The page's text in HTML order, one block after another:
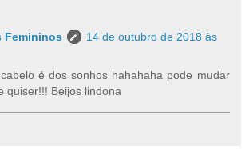
Femininos
14 de outubro de 2018 às
é dos sonhos hahahaha pode mudar
quiser!!! Beijos lindona